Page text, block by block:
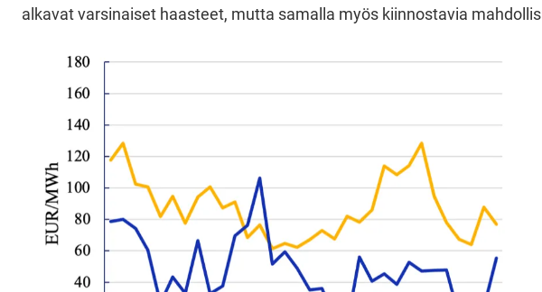
alkavat varsinaiset haasteet, mutta samalla myös kiinnostavia